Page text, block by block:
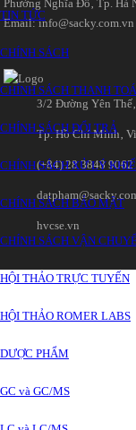
TIN TỨC
CHÍNH SÁCH
CHÍNH SÁCH THANH
CHÍNH SÁCH ĐỔI TRẢ
CHÍNH SÁCH XỬ LÝ
CHÍNH SÁCH BẢO MẬT
CHÍNH SÁCH VẬN
HỘI THẢO TRỰC TUYẾN
HỘI THẢO ROMER LABS
DƯỢC PHẨM
GC và GC/MS
Phường Nghĩa Đô‚ Tp. Hà
Email: info@sacky.com.vn
3/2 Đường Yên
Tp. Hồ Chí Minh‚
(+84) 28 3848 9062
hvcse.vn